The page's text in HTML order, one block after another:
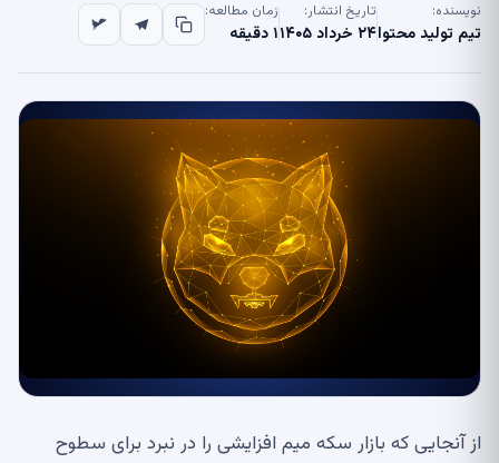
نویسنده:
تیم تولید محتوا
تاریخ انتشار:
۲۴ خرداد ۱۴۰۵
زمان مطالعه:
۱ دقیقه
از آنجایی که بازار سکه میم افزایشی را در نبرد برای سطوح